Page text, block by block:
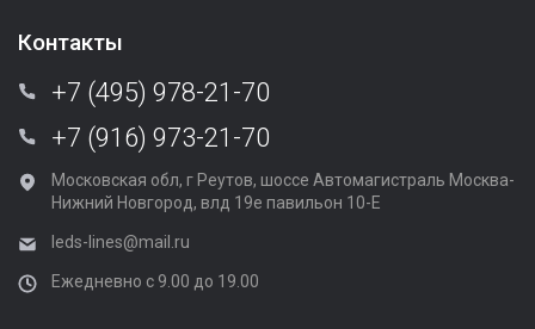
Контакты
+7 (495) 978-21-70
+7 (916) 973-21-70
Московская обл, г Реутов, шоссе Автомагистраль Москва-
Нижний Новгород, влд 19е павильон 10-Е
leds-lines@mail.ru
Ежедневно с 9.00 до 19.00